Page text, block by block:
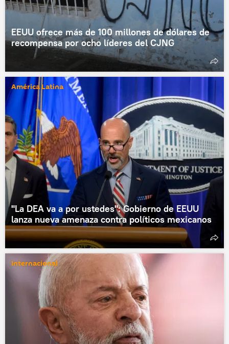
EEUU ofrece más de 100 millones de dólares de
recompensa por ocho líderes del CJNG
América Latina
"La DEA va a por ustedes": Gobierno de EEUU
lanza nueva amenaza contra políticos mexicanos
Internacional